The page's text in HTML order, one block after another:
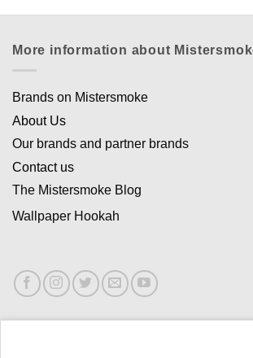
More information about
Brands on Mistersmoke
About Us
Our brands and partner brands
Contact us
The Mistersmoke Blog
Wallpaper Hookah